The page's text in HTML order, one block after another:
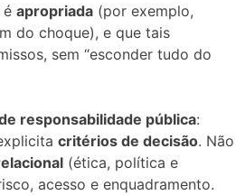
é apropriada (por exemplo,
do choque), e que tais
sem “esconder tudo do
responsabilidade pública:
critérios de decisão. Não
(ética, política e
acesso e enquadramento.